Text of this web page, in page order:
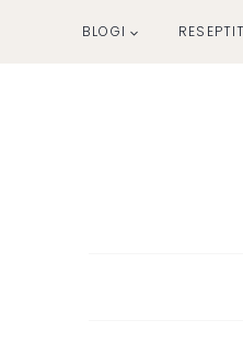
BLOGI RESEPTIT